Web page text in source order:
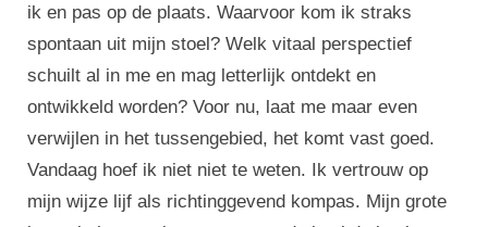
ik en pas op de plaats. Waarvoor kom ik straks
spontaan uit mijn stoel? Welk vitaal perspectief
schuilt al in me en mag letterlijk ontdekt en
ontwikkeld worden? Voor nu, laat me maar even
verwijlen in het tussengebied, het komt vast goed.
Vandaag hoef ik niet niet te weten. Ik vertrouw op
mijn wijze lijf als richtinggevend kompas. Mijn grote